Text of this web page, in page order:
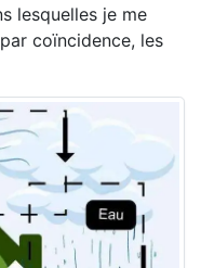
lesquelles je me
coïncidence, les